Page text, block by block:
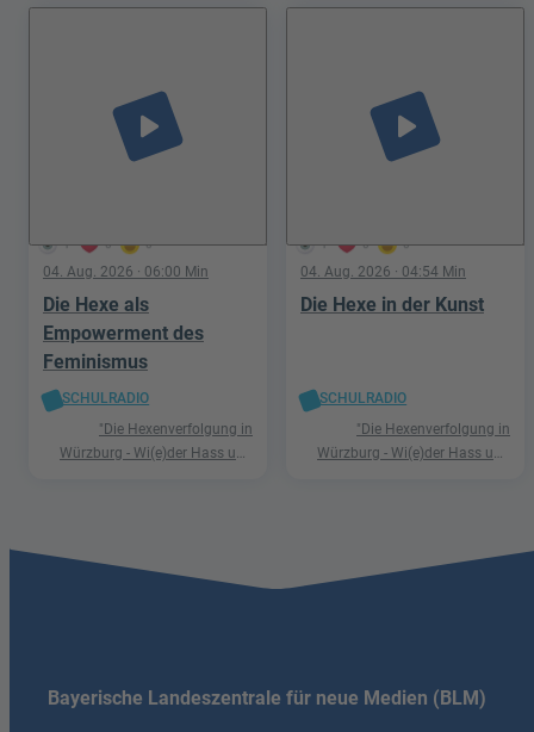
1 0 0
play_arrow
04. Aug. 2026 · 06:00 Min
Die Hexe als
Empowerment des
Feminismus
SCHULRADIO
"Die Hexenverfolgung in
Würzburg - Wi(e)der Hass und
1 0 0
play_arrow
04. Aug. 2026 · 04:54 Min
Die Hexe in der Kunst
SCHULRADIO
"Die Hexenverfolgung in
Würzburg - Wi(e)der Hass und
Bayerische Landeszentrale für neue Medien (BLM)